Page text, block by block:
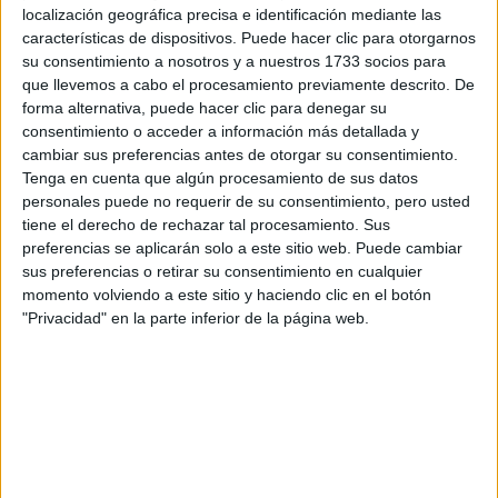
localización geográfica precisa e identificación mediante las
características de dispositivos. Puede hacer clic para otorgarnos
su consentimiento a nosotros y a nuestros 1733 socios para
que llevemos a cabo el procesamiento previamente descrito. De
forma alternativa, puede hacer clic para denegar su
consentimiento o acceder a información más detallada y
cambiar sus preferencias antes de otorgar su consentimiento.
Tenga en cuenta que algún procesamiento de sus datos
personales puede no requerir de su consentimiento, pero usted
tiene el derecho de rechazar tal procesamiento. Sus
preferencias se aplicarán solo a este sitio web. Puede cambiar
sus preferencias o retirar su consentimiento en cualquier
momento volviendo a este sitio y haciendo clic en el botón
"Privacidad" en la parte inferior de la página web.
lema o pseudónimo se repetirá en el exterior del sobre, el cual
debe incluirse a su vez en el sobre anterior. La documentación se
compondrá de:
o Hoja con estos datos personales del autor: nombre y apellidos,
edad, DNI o pasaporte, dirección, teléfono de contacto, correo
electrónico, estudios y universidad donde los cursa.
o Fotocopia de algún documento oficial (impreso o certificado de
matrícula conforme) que acredite su matrícula en esa universidad
durante el curso 2006/2007.
o Pequeño currículo del autor.
Nota: no se aceptarán trabajos que no contengan toda la
documentación indicada y bajo la forma establecida.
QUINTA
Los trabajos se presentarán en cualquiera de las sedes de la
Biblioteca de la Universidad Antonio de Nebrija: